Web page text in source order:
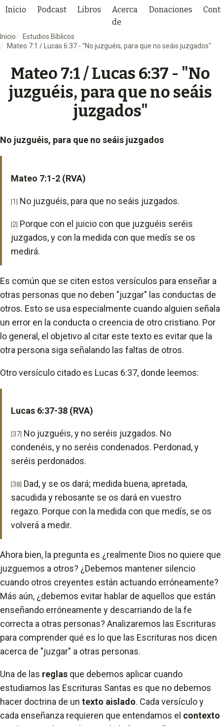
Inicio Podcast Libros
Acerca
de
Donaciones
Inicio
Estudios Bíblicos
Mateo 7:1 / Lucas 6:37 - "No juzguéis, para que no seáis juzgados"
Mateo 7:1 / Lucas 6:37 - "No
juzguéis, para que no seáis
juzgados"
No juzguéis, para que no seáis juzgados
Mateo 7:1-2 (RVA)
|1| No juzguéis, para que no seáis juzgados.
|2| Porque con el juicio con que juzguéis seréis
juzgados, y con la medida con que medís se os
medirá.
Es común que se citen estos versículos para enseñar a
otras personas que no deben "juzgar" las conductas de
otros. Esto se usa especialmente cuando alguien señala
un error en la conducta o creencia de otro cristiano. Por
lo general, el objetivo al citar este texto es evitar que la
otra persona siga señalando las faltas de otros.
Otro versículo citado es Lucas 6:37, donde leemos:
Lucas 6:37-38 (RVA)
|37| No juzguéis, y no seréis juzgados. No
condenéis, y no seréis condenados. Perdonad, y
seréis perdonados.
|38| Dad, y se os dará; medida buena, apretada,
sacudida y rebosante se os dará en vuestro
regazo. Porque con la medida con que medís, se os
volverá a medir.
Ahora bien, la pregunta es ¿realmente Dios no quiere que
juzguemos a otros? ¿Debemos mantener silencio
cuando otros creyentes están actuando erróneamente?
Más aún, ¿debemos evitar hablar de aquellos que están
enseñando erróneamente y descarriando de la fe
correcta a otras personas? Analizaremos las Escrituras
para comprender qué es lo que las Escrituras nos dicen
acerca de "juzgar" a otras personas.
Una de las reglas que debemos aplicar cuando
estudiamos las Escrituras Santas es que no debemos
hacer doctrina de un texto aislado. Cada versículo y
cada enseñanza requieren que entendamos el contexto